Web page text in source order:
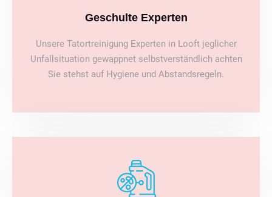
Geschulte Experten
Unsere Tatortreinigung Experten in Looft jeglicher
Unfallsituation gewappnet selbstverständlich achten
Sie stehst auf Hygiene und Abstandsregeln.